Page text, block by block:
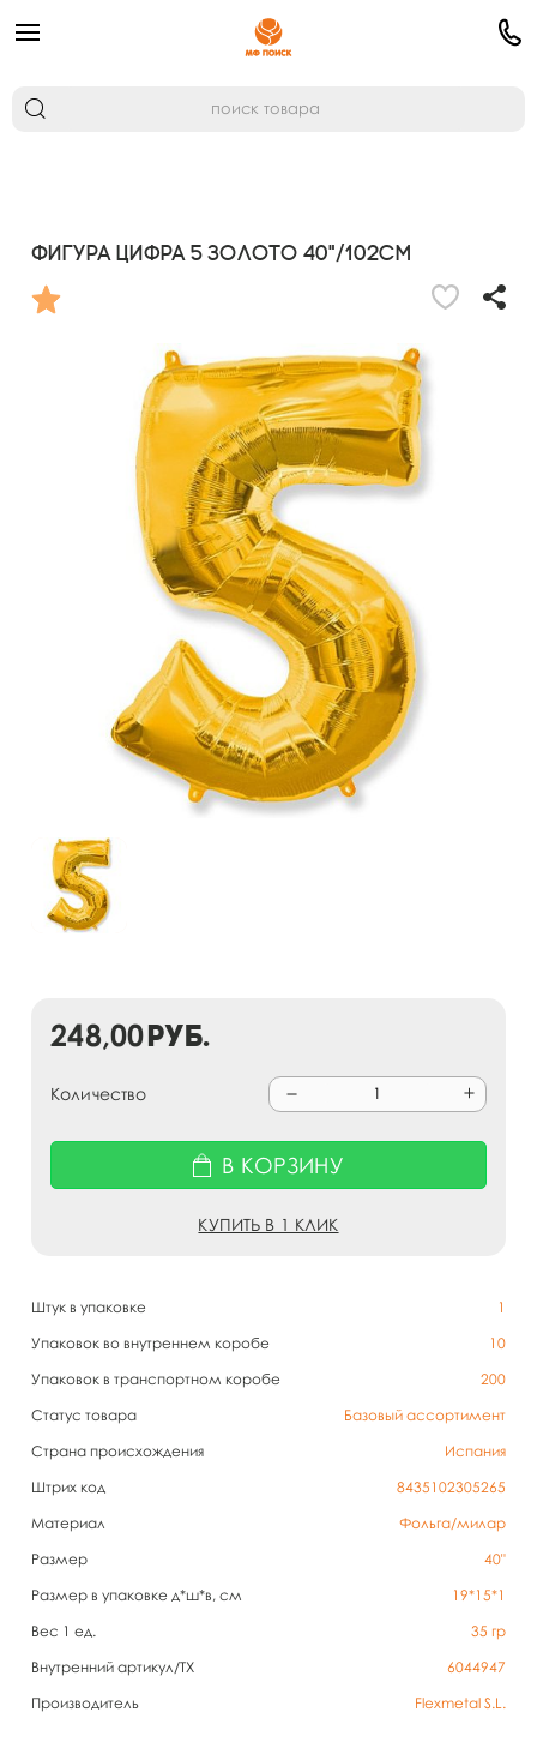
Фигура Цифра 5 золото 40"/102см
Штук в упаковке
1
Упаковок во внутреннем коробе
10
Упаковок в транспортном коробе
200
Статус товара
Базовый ассортимент
Страна происхождения
Испания
Штрих код
8435102305265
Материал
Фольга/милар
Размер
40"
Размер в упаковке д*ш*в, см
19*15*1
Вес 1 ед.
35 гр
Внутренний артикул/TX
6044947
Производитель
Flexmetal S.L.
248,00руб.
Количество
В КОРЗИНУ
КУПИТЬ В 1 КЛИК